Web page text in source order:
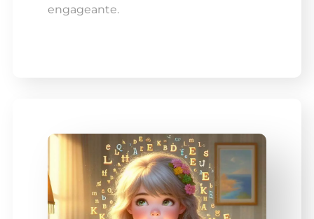
engageante.